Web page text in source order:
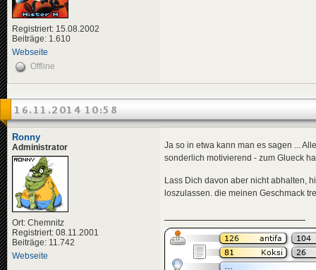
Registriert: 15.08.2002
Beiträge: 1.610
Webseite
Offline
16.11.2014 10:58
Ronny
Administrator
Ort: Chemnitz
Registriert: 08.11.2001
Beiträge: 11.742
Webseite
Ja so in etwa kann man es sagen ...
sonderlich motivierend - zum Glueck
Lass Dich davon aber nicht abhalten,
loszulassen. die meinen Geschmack